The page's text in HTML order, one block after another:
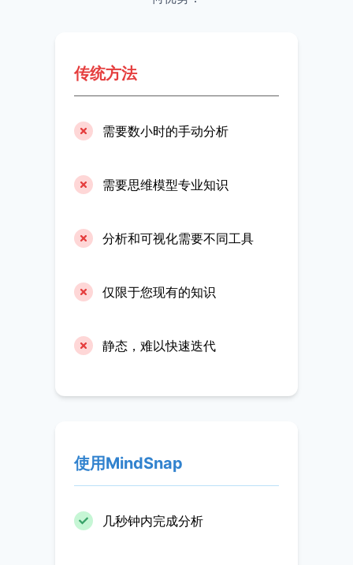
传统方法
需要数小时的手动分析
需要思维模型专业知识
分析和可视化需要不同工具
仅限于您现有的知识
静态，难以快速迭代
使用MindSnap
几秒钟内完成分析